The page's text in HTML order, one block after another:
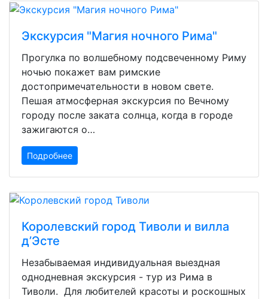
Экскурсия "Магия ночного Рима"
Прогулка по волшебному подсвеченному Риму
ночью покажет вам римские
достопримечательности в новом свете.
Пешая атмосферная экскурсия по Вечному
городу после заката солнца, когда в городе
зажигаются о…
Подробнее
Королевский город Тиволи и вилла
д’Эсте
Незабываемая индивидуальная выездная
однодневная экскурсия - тур из Рима в
Тиволи. Для любителей красоты и роскошных